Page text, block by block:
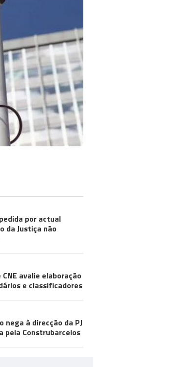
por actual
da Justiça não
avalie elaboração
e classificadores
nega à direcção da PJ
pela Construbarcelos